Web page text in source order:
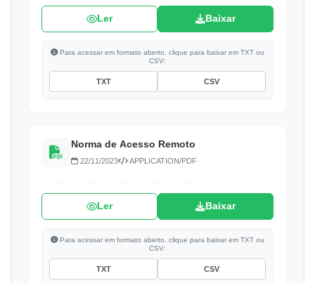
Ler Baixar
Para acessar em formato aberto, clique para baixar em TXT ou
CSV:
TXT CSV
Norma de Acesso Remoto
22/11/2023 APPLICATION/PDF
Ler Baixar
Para acessar em formato aberto, clique para baixar em TXT ou
CSV:
TXT CSV